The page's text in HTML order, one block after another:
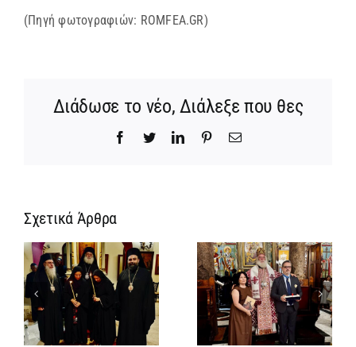
(Πηγή φωτογραφιών: ROMFEA.GR)
Διάδωσε το νέο, Διάλεξε που θες
Facebook
TwitterLinkedInPinterestEmail
Σχετικά Άρθρα
Αρχιμανδρίτης
και
Πατριαρχική
Τιμή στον
Νέος
Μοναχός στο
Πατριαρχείο